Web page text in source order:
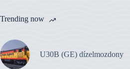
Trending now
U30B (GE) dízelmozdony